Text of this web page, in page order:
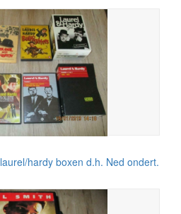
hardy boxen d.h. Ned ondert.